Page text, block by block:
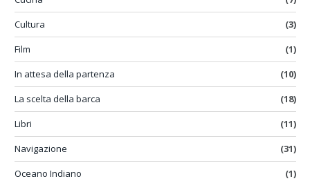
Cultura
(3)
Film
(1)
In attesa della partenza
(10)
La scelta della barca
(18)
Libri
(11)
Navigazione
(31)
Oceano Indiano
(1)